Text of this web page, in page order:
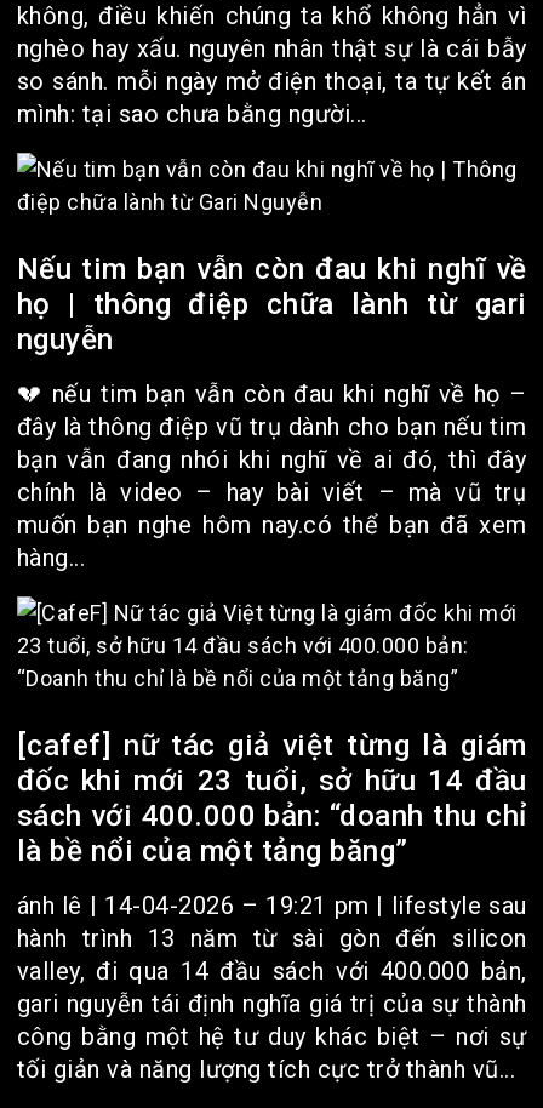
không, điều khiến chúng ta khổ không hẳn vì
nghèo hay xấu. nguyên nhân thật sự là cái bẫy
so sánh. mỗi ngày mở điện thoại, ta tự kết án
mình: tại sao chưa bằng người...
Nếu tim bạn vẫn còn đau khi nghĩ về
họ | thông điệp chữa lành từ gari
nguyễn
💔 nếu tim bạn vẫn còn đau khi nghĩ về họ –
đây là thông điệp vũ trụ dành cho bạn nếu tim
bạn vẫn đang nhói khi nghĩ về ai đó, thì đây
chính là video – hay bài viết – mà vũ trụ
muốn bạn nghe hôm nay.có thể bạn đã xem
hàng...
[cafef] nữ tác giả việt từng là giám
đốc khi mới 23 tuổi, sở hữu 14 đầu
sách với 400.000 bản: “doanh thu chỉ
là bề nổi của một tảng băng”
ánh lê | 14-04-2026 – 19:21 pm | lifestyle sau
hành trình 13 năm từ sài gòn đến silicon
valley, đi qua 14 đầu sách với 400.000 bản,
gari nguyễn tái định nghĩa giá trị của sự thành
công bằng một hệ tư duy khác biệt – nơi sự
tối giản và năng lượng tích cực trở thành vũ...